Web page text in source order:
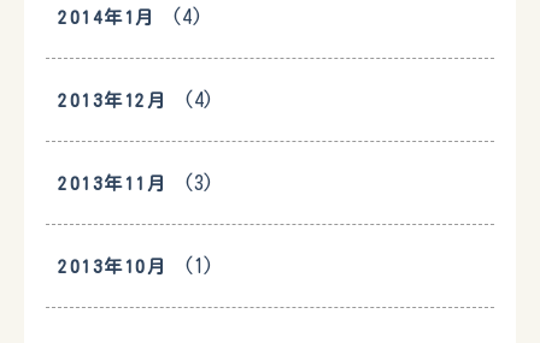
2014年1月 (4)
2013年12月 (4)
2013年11月 (3)
2013年10月 (1)